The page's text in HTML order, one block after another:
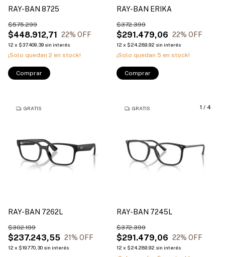
RAY-BAN 8725
$448.912,71
$575.299
22% OFF
12 x $37.409,39 sin interés
¡Solo quedan 2 en stock!
Comprar
RAY-BAN ERIKA
$291.479,06
$372.399
22% OFF
12 x $24.289,92 sin interés
¡Solo quedan 5 en stock!
Comprar
GRATIS
RAY-BAN 7262L
$237.243,55
$302.199
21% OFF
12 x $19.770,30 sin interés
1 / 4
GRATIS
RAY-BAN 7245L
$291.479,06
$372.399
22% OFF
12 x $24.289,92 sin interés